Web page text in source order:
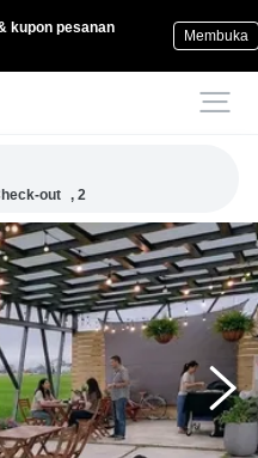
kupon pesanan
Membuka
out , 2